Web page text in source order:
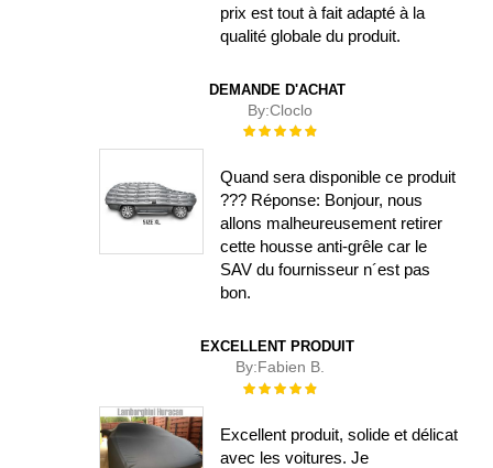
prix est tout à fait adapté à la
qualité globale du produit.
DEMANDE D'ACHAT
By:Cloclo
Évaluation :
Quand sera disponible ce produit
??? Réponse: Bonjour, nous
allons malheureusement retirer
cette housse anti-grêle car le
SAV du fournisseur n´est pas
bon.
EXCELLENT PRODUIT
By:Fabien B.
Évaluation :
Excellent produit, solide et délicat
avec les voitures. Je